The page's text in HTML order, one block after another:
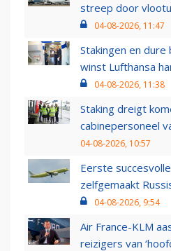
streep door
04-08-2026, 11:47
Stakingen en
winst Lufthansa
04-08-2026, 11:38
Staking dreigt
cabinepersoneel
04-08-2026, 10:57
Eerste
zelfgemaakt
04-08-2026, 9:54
Air France-KLM
reizigers van